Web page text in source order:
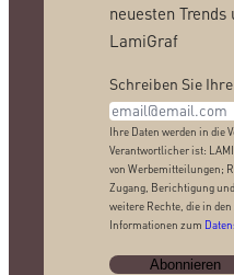
neuesten
LamiGraf
Schreiben Sie
Ihre Daten werden in die
Verantwortlicher ist:
von Werbemitteilungen;
Zugang, Berichtigung
weitere Rechte, die in
Informationen zum